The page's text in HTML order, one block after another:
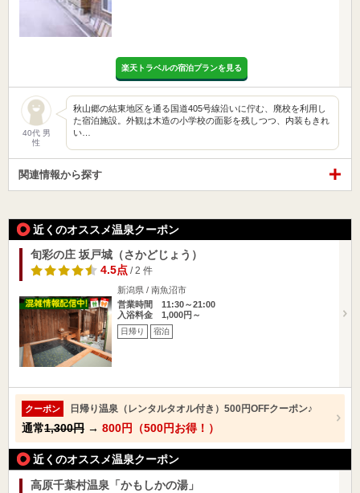
楽天トラベルの宿泊プランを見る
40代 男
性
秋山郷の結東地区を通る国道405号線沿いに佇む、廃校を利用し
た宿泊施設。外観は木造の小学校の面影を残しつつ、内装もきれ
い…
関連情報から探す
近くのオススメ温泉クーポン
旬彩の庄 坂戸城（さかどじょう）
4.5点/ 2 件
新潟県 / 南魚沼市
営業時間 11:30～21:00
入浴料金 1,000円～
日帰り 宿泊
クーポン 日帰り温泉（レンタルタオル付き）500円OFFクーポン♪
通常1,300円 → 800円（500円お得！）
近くのオススメ温泉クーポン
高原千葉村温泉「かもしかの湯」